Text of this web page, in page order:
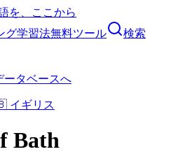
を、ここから
グ学習法無料ツール 検索
ータベースへ
イギリス
Bath